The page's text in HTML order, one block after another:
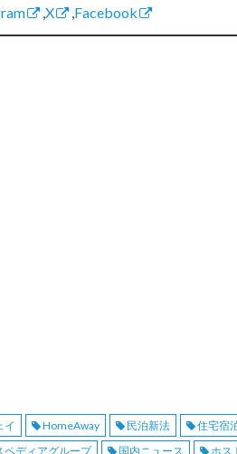
,X ,Facebook
イ HomeAway 民泊新法 住宅宿
ペディアグループ 国内ニュース ホス